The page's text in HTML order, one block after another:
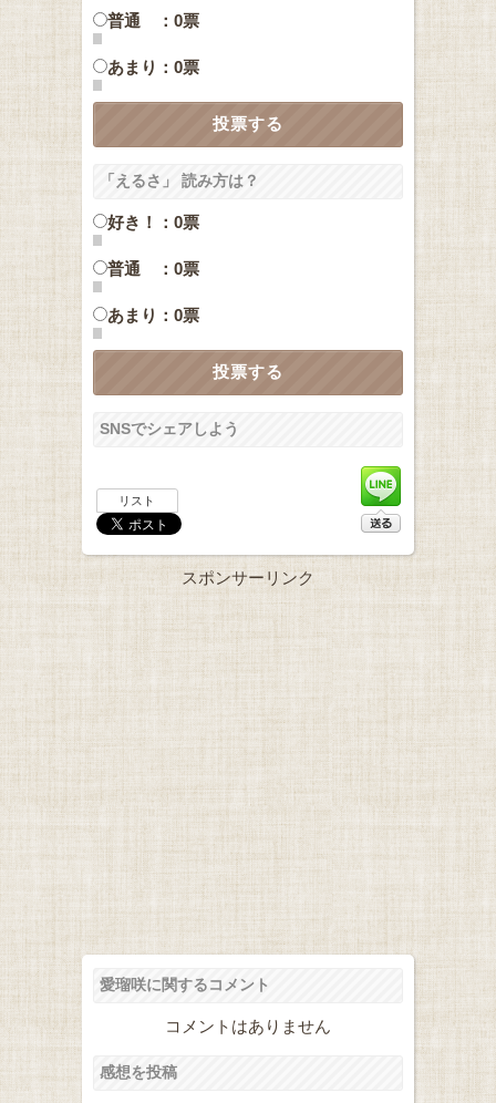
普通 ：0票
あまり：0票
「えるさ」 読み方は？
好き！：0票
普通 ：0票
あまり：0票
SNSでシェアしよう
リスト
スポンサーリンク
愛瑠咲に関するコメント
コメントはありません
感想を投稿